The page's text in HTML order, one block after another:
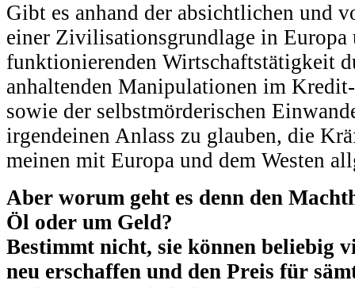
Gibt es anhand der absichtlichen und
einer Zivilisationsgrundlage in Europa
funktionierenden Wirtschaftstätigkeit
anhaltenden Manipulationen im
sowie der selbstmörderischen
irgendeinen Anlass zu glauben, die
meinen mit Europa und dem Westen
Aber worum geht es denn den
Öl oder um Geld?
Bestimmt nicht, sie können beliebig
neu erschaffen und den Preis für